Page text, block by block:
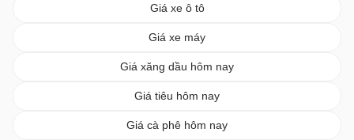
Giá xe ô tô
Giá xe máy
Giá xăng dầu hôm nay
Giá tiêu hôm nay
Giá cà phê hôm nay